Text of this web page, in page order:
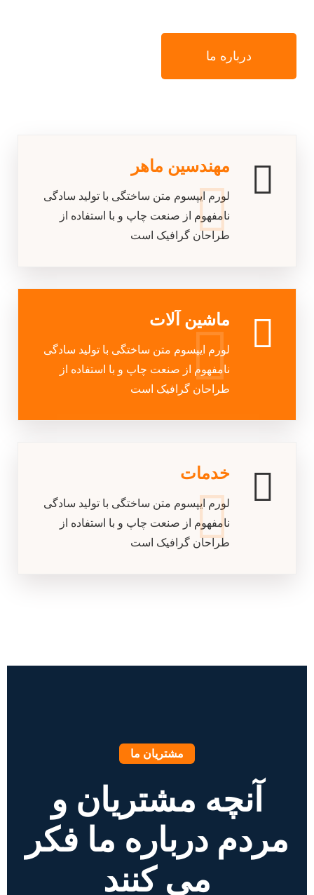
درباره ما
مهندسین ماهر
لورم ایپسوم متن ساختگی با تولید سادگی
نامفهوم از صنعت چاپ و با استفاده از
طراحان گرافیک است
ماشین آلات
لورم ایپسوم متن ساختگی با تولید سادگی
نامفهوم از صنعت چاپ و با استفاده از
طراحان گرافیک است
خدمات
لورم ایپسوم متن ساختگی با تولید سادگی
نامفهوم از صنعت چاپ و با استفاده از
طراحان گرافیک است
مشتریان ما
آنچه مشتریان و
مردم درباره ما فکر
می کنند